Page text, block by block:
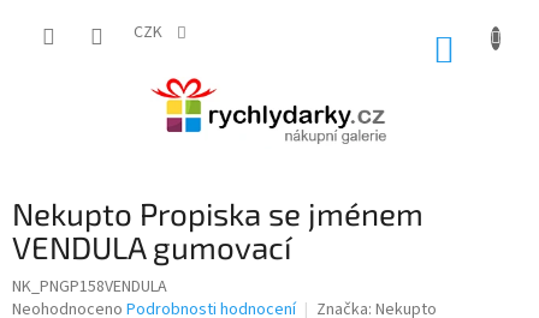
CZK
Nekupto Propiska se jménem
VENDULA gumovací
NK_PNGP158VENDULA
Průměrné
Neohodnoceno Podrobnosti hodnocení Značka: Nekupto